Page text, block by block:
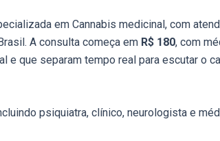
em Cannabis medicinal, com
A consulta começa em R$ 180, com
e que separam tempo real para escutar o
psiquiatra, clínico, neurologista e